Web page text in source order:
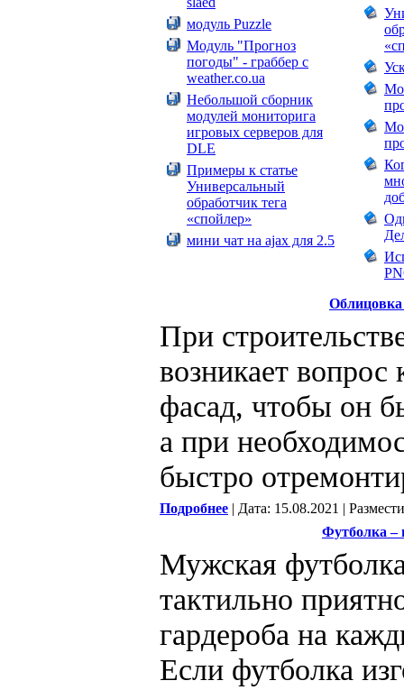
slaed
модуль Puzzle
Модуль "Прогноз
погоды" - граббер с
weather.co.ua
Небольшой сборник
модулей мониторига
игровых серверов для
DLE
Примеры к статье
Универсальный
обработчик тега
«спойлер»
мини чат на ajax для 2.5
Облицовка
При
возникает вопрос
фасад, чтобы он
а при
быстро
Подробнее | Дата: 15.08.2021 |
Футболка –
Мужская
тактильно
гардероба на
Если футболка